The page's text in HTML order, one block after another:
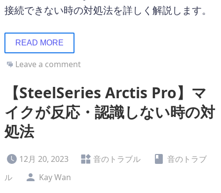
接続できない時の対処法を詳しく解説します。
READ MORE
Leave a comment
【SteelSeries Arctis Pro】マ
イクが反応・認識しない時の対
処法
12月 20, 2023 音のトラブル
音のトラブ
ル
Kay Wan